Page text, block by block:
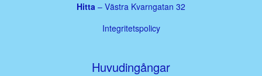
Hitta – Västra Kvarngatan 32
Integritetspolicy
Huvudingångar